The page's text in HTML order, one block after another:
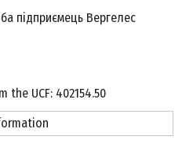
підприємець Вергелес
the UCF: 402154.50